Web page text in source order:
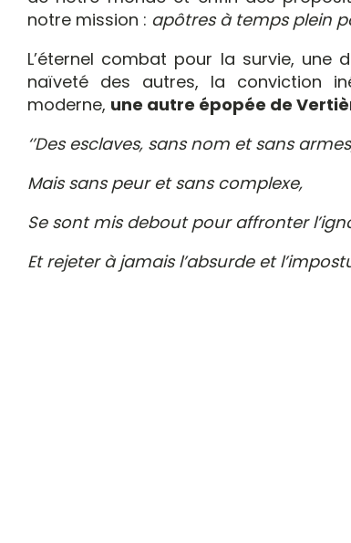
notre mission : apôtres à temps plein
L’éternel combat pour la survie,
naïveté des autres, la conviction
moderne, une autre épopée de
‘’Des esclaves, sans nom et sans
Mais sans peur et sans complexe,
Se sont mis debout pour affronter
Et rejeter à jamais l’absurde et
GTG/